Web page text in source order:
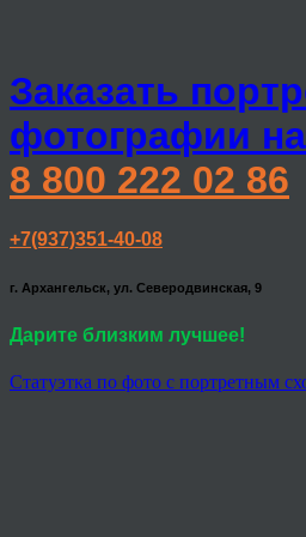
Заказать
фотографии
8 800 222 02 86
+7(937)351-40-08
г. Архангельск, ул. Северодвинская, 9
Дарите близким лучшее!
Статуэтка по фото с портретным